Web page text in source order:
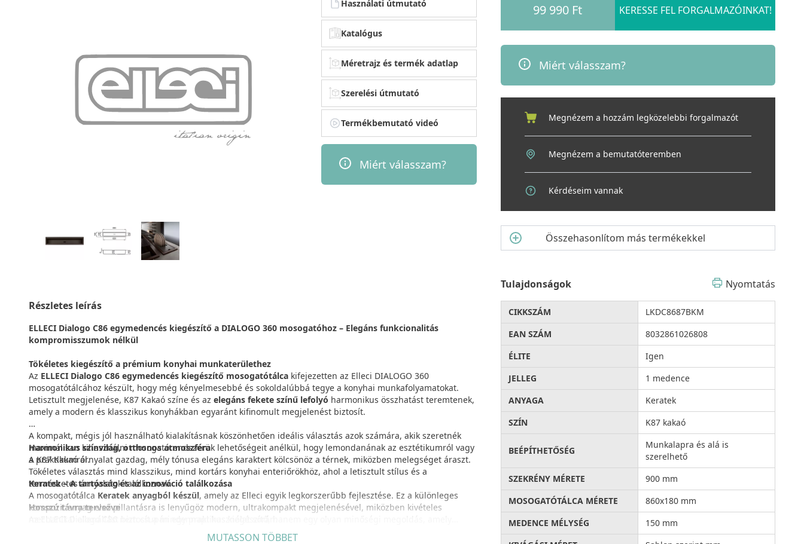
Használati útmutató
Katalógus
Méretrajz és termék adatlap
Szerelési útmutató
Termékbemutató videó
Miért válasszam?
Részletes leírás
ELLECI Dialogo C86 egymedencés kiegészítő a DIALOGO 360 mosogatóhoz – Elegáns funkcionalitás
kompromisszumok nélkül
Tökéletes kiegészítő a prémium konyhai munkaterülethez
Az ELLECI Dialogo C86 egymedencés kiegészítő mosogatótálca kifejezetten az Elleci DIALOGO 360
mosogatótálcához készült, hogy még kényelmesebbé és sokoldalúbbá tegye a konyhai munkafolyamatokat.
Letisztult megjelenése, K87 Kakaó színe és az elegáns fekete színű lefolyó harmonikus összhatást teremtenek,
amely a modern és klasszikus konyhákban egyaránt kifinomult megjelenést biztosít.
A kompakt, mégis jól használható kialakításnak köszönhetően ideális választás azok számára, akik szeretnék
maximálisan kihasználni mosogatórendszerük lehetőségeit anélkül, hogy lemondanának az esztétikumról vagy
a praktikumról.
Keratek – A tartósság és az innováció találkozása
A mosogatótálca Keratek anyagból készül, amely az Elleci egyik legkorszerűbb fejlesztése. Ez a különleges
kompozit anyag első pillantásra is lenyűgöz modern, ultrakompakt megjelenésével, miközben kivételes
mechanikai ellenállást biztosít a mindennapi használat során.
Harmonikus színvilág, otthonos atmoszféra
A K87 Kakaó árnyalat gazdag, mély tónusa elegáns karaktert kölcsönöz a térnek, miközben melegséget áraszt.
Tökéletes választás mind klasszikus, mind kortárs konyhai enteriőrökhöz, ahol a letisztult stílus és a
természetes árnyalatok találkoznak.
Hosszú távra tervezve
Az ELLECI Dialogo C86 nem csupán egy praktikus kiegészítő, hanem egy olyan minőségi megoldás, amely
hosszú éveken keresztül szolgálja a mindennapi kényelmet. A gyártó által biztosított
MUTASSON TÖBBET
99 990 Ft KERESSE FEL FORGALMAZÓINKAT!
Miért válasszam?
Megnézem a hozzám legközelebbi forgalmazót
Megnézem a bemutatóteremben
Kérdéseim vannak
Összehasonlítom más termékekkel
Tulajdonságok Nyomtatás
CIKKSZÁM
LKDC8687BKM
EAN SZÁM
8032861026808
ÉLITE
Igen
JELLEG
1 medence
ANYAGA
Keratek
SZÍN
K87 kakaó
BEÉPÍTHETŐSÉG
Munkalapra és alá is
szerelhető
SZEKRÉNY MÉRETE
900 mm
MOSOGATÓTÁLCA MÉRETE
860x180 mm
MEDENCE MÉLYSÉG
150 mm